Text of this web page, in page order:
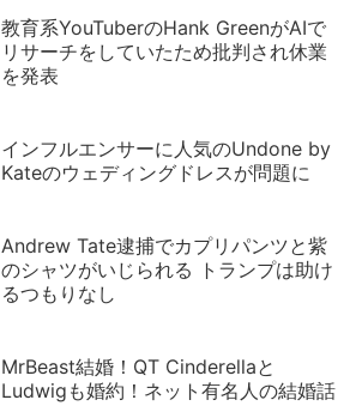
教育系YouTuberのHank GreenがAIで
リサーチをしていたため批判され休業
を発表
インフルエンサーに人気のUndone by
Kateのウェディングドレスが問題に
Andrew Tate逮捕でカプリパンツと紫
のシャツがいじられる トランプは助け
るつもりなし
MrBeast結婚！QT Cinderellaと
Ludwigも婚約！ネット有名人の結婚話